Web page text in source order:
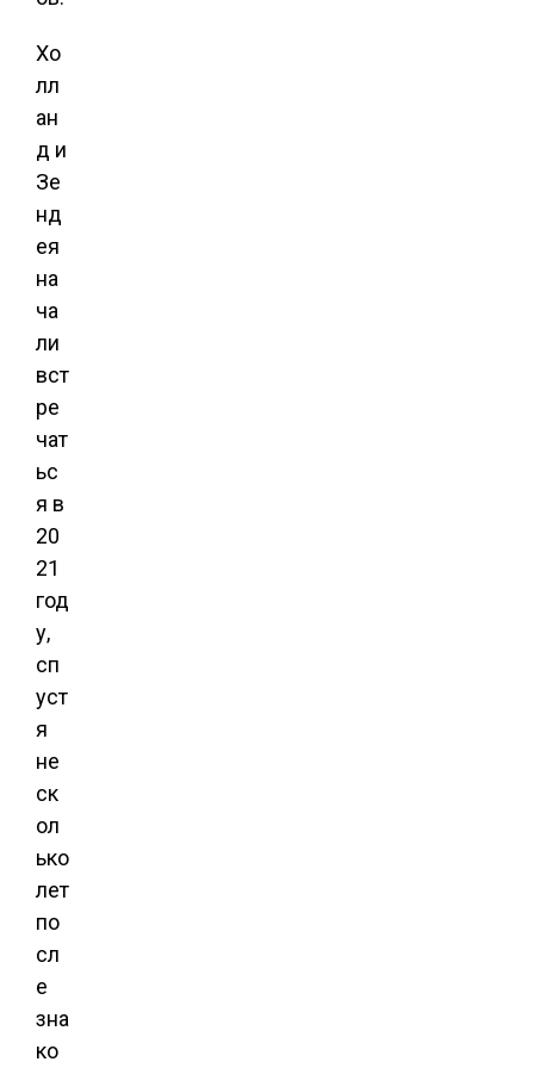
Хо
лл
ан
д и
Зе
нд
ея
на
ча
ли
вст
ре
чат
ьс
я в
20
21
год
у,
сп
уст
я
не
ск
ол
ько
лет
по
сл
е
зна
ко